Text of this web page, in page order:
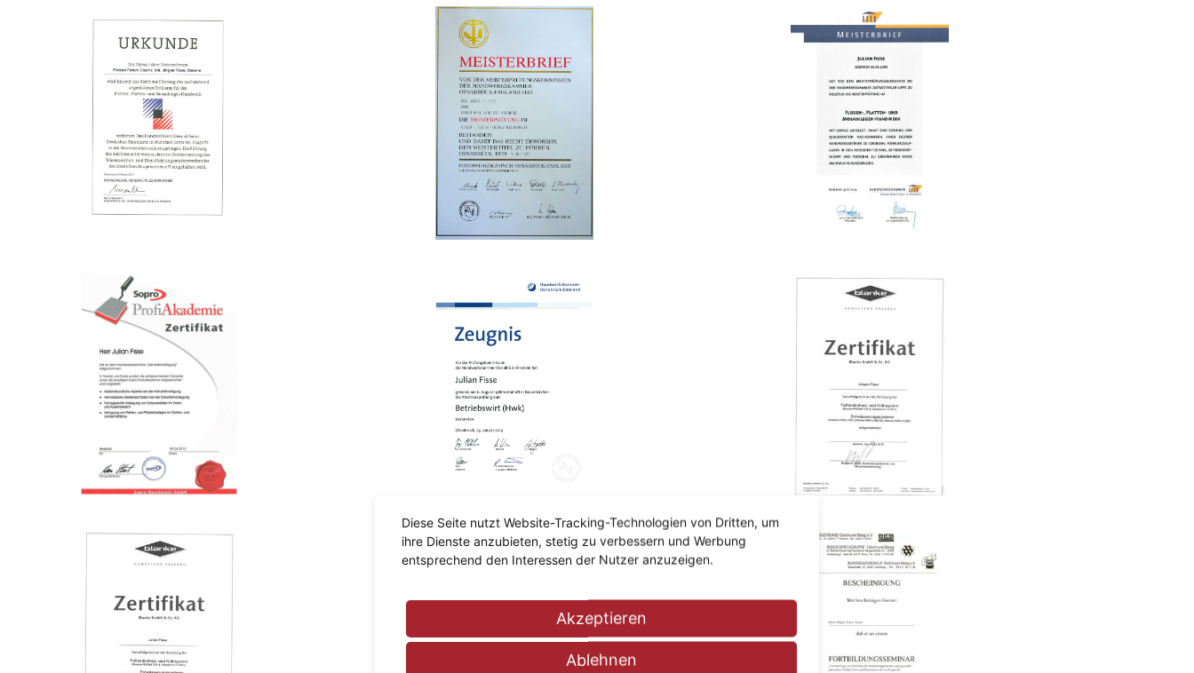
Diese Seite nutzt Website-Tracking-Technologien von Dritten, um
ihre Dienste anzubieten, stetig zu verbessern und Werbung
entsprechend den Interessen der Nutzer anzuzeigen.
Akzeptieren
Ablehnen